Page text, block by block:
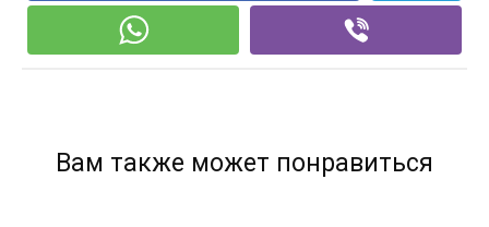
Вам также может понравиться